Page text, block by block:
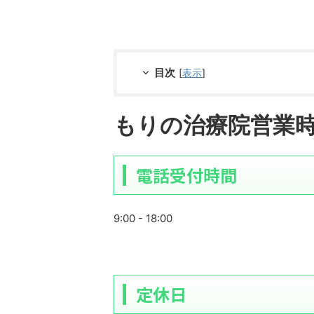
目次 [表示]
もりの治療院営業
電話受付時間
9:00 - 18:00
定休日